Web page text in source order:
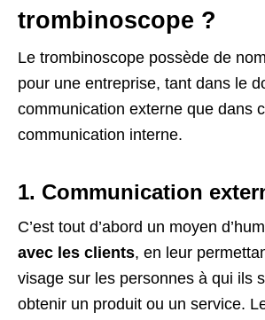
trombinoscope ?
Le trombinoscope possède de
pour une entreprise, tant dans le
communication externe que dans
communication interne.
1. Communication
C’est tout d’abord un moyen
avec les clients, en leur
visage sur les personnes à qui ils
obtenir un produit ou un service.